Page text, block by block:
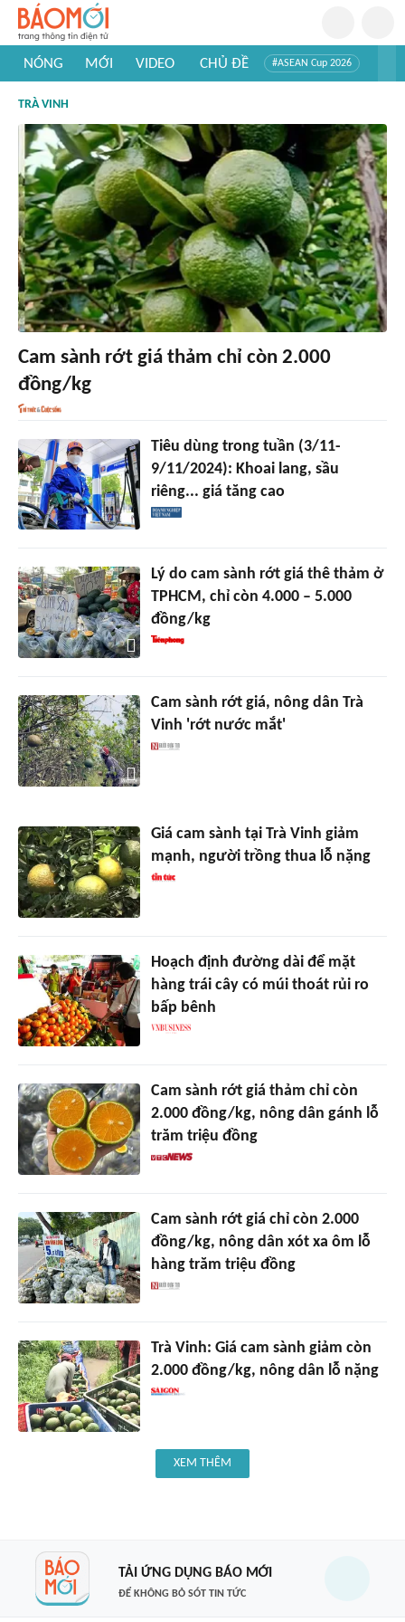
NÓNG MỚI VIDEO CHỦ ĐỀ #ASEAN Cup 2026
#Khám phá thế giới
TRÀ VINH
Cam sành rớt giá thảm chỉ còn 2.000
đồng/kg
Tiêu dùng trong tuần (3/11-
9/11/2024): Khoai lang, sầu
riêng... giá tăng cao
Lý do cam sành rớt giá thê thảm ở
TPHCM, chỉ còn 4.000 – 5.000
đồng/kg
Cam sành rớt giá, nông dân Trà
Vinh 'rớt nước mắt'
Giá cam sành tại Trà Vinh giảm
mạnh, người trồng thua lỗ nặng
Hoạch định đường dài để mặt
hàng trái cây có múi thoát rủi ro
bấp bênh
Cam sành rớt giá thảm chỉ còn
2.000 đồng/kg, nông dân gánh lỗ
trăm triệu đồng
Cam sành rớt giá chỉ còn 2.000
đồng/kg, nông dân xót xa ôm lỗ
hàng trăm triệu đồng
Trà Vinh: Giá cam sành giảm còn
2.000 đồng/kg, nông dân lỗ nặng
XEM THÊM
TẢI ỨNG DỤNG BÁO MỚI
ĐỂ KHÔNG BỎ SÓT TIN TỨC